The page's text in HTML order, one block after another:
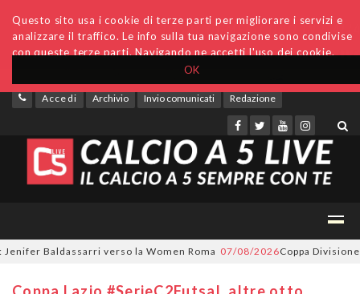
OK
Questo sito usa i cookie di terze parti per migliorare i servizi e
analizzare il traffico. Le info sulla tua navigazione sono condivise
con queste terze parti. Navigando ne accetti l'uso dei cookie.
Accedi Archivio Invio comunicati Redazione
Baldassarri verso la Women Roma 07/08/2026 Coppa Divisione,